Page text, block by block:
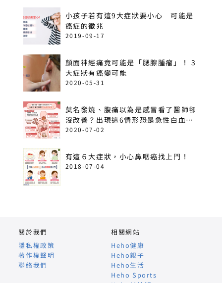
小孩子若有這9大症狀要小心 可能是
癌症的徵兆
2019-09-17
顏面神經痛竟可能是「腮腺腫瘤」！ 3
大症狀有癌變可能
2020-05-31
莫名發燒、腹痛以為是感冒看了醫師卻
沒改善？出現這6情形恐是急性白血
病！
2020-07-02
有這６大症狀，小心鼻咽癌找上門！
2018-07-04
關於我們
隱私權政策
著作權聲明
聯絡我們
相關網站
Heho健康
Heho親子
Heho生活
Heho Sports